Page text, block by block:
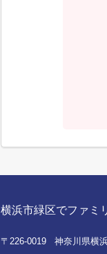
横浜市緑区でファミ
〒226-0019 神奈川県横